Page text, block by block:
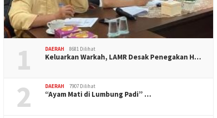
1 DAERAH 8681 Dilihat
Keluarkan Warkah, LAMR Desak Penegakan H…
2 DAERAH 7907 Dilihat
“Ayam Mati di Lumbung Padi” …